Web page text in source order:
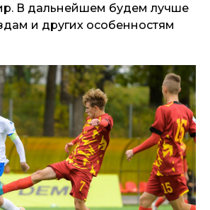
В дальнейшем будем лучше
и других особенностям